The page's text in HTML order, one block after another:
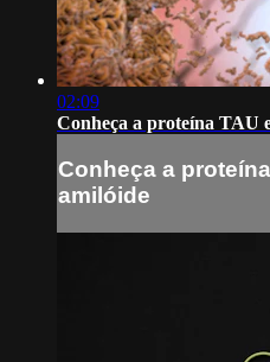
02:09
Conheça a proteína TAU
Conheça a
amilóide